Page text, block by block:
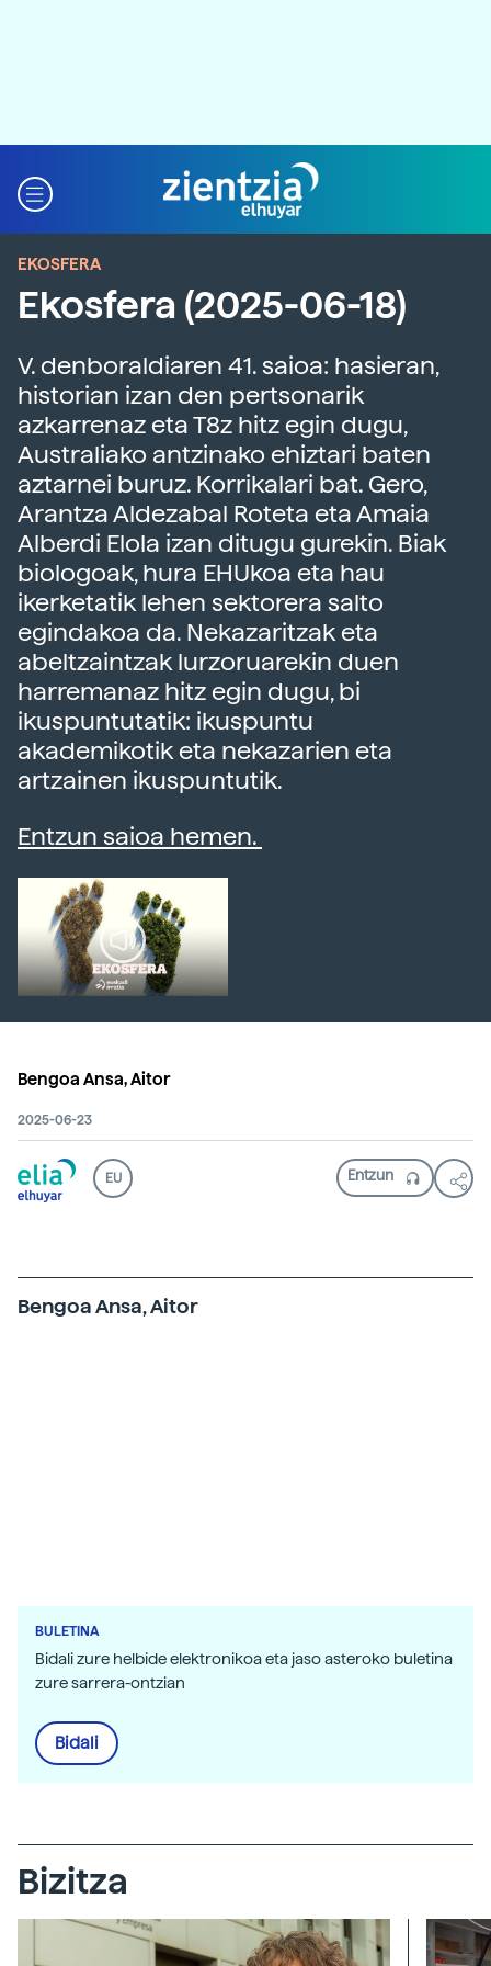
EKOSFERA
Ekosfera (2025-06-18)
V. denboraldiaren 41. saioa: hasieran,
historian izan den pertsonarik
azkarrenaz eta T8z hitz egin dugu,
Australiako antzinako ehiztari baten
aztarnei buruz. Korrikalari bat. Gero,
Arantza Aldezabal Roteta eta Amaia
Alberdi Elola izan ditugu gurekin. Biak
biologoak, hura EHUkoa eta hau
ikerketatik lehen sektorera salto
egindakoa da. Nekazaritzak eta
abeltzaintzak lurzoruarekin duen
harremanaz hitz egin dugu, bi
ikuspuntutatik: ikuspuntu
akademikotik eta nekazarien eta
artzainen ikuspuntutik.
Entzun saioa hemen.
Bengoa Ansa, Aitor
2025-06-23
EU
Bengoa Ansa, Aitor
BULETINA
Bidali zure helbide elektronikoa eta jaso asteroko buletina
zure sarrera-ontzian
Bidali
Bizitza